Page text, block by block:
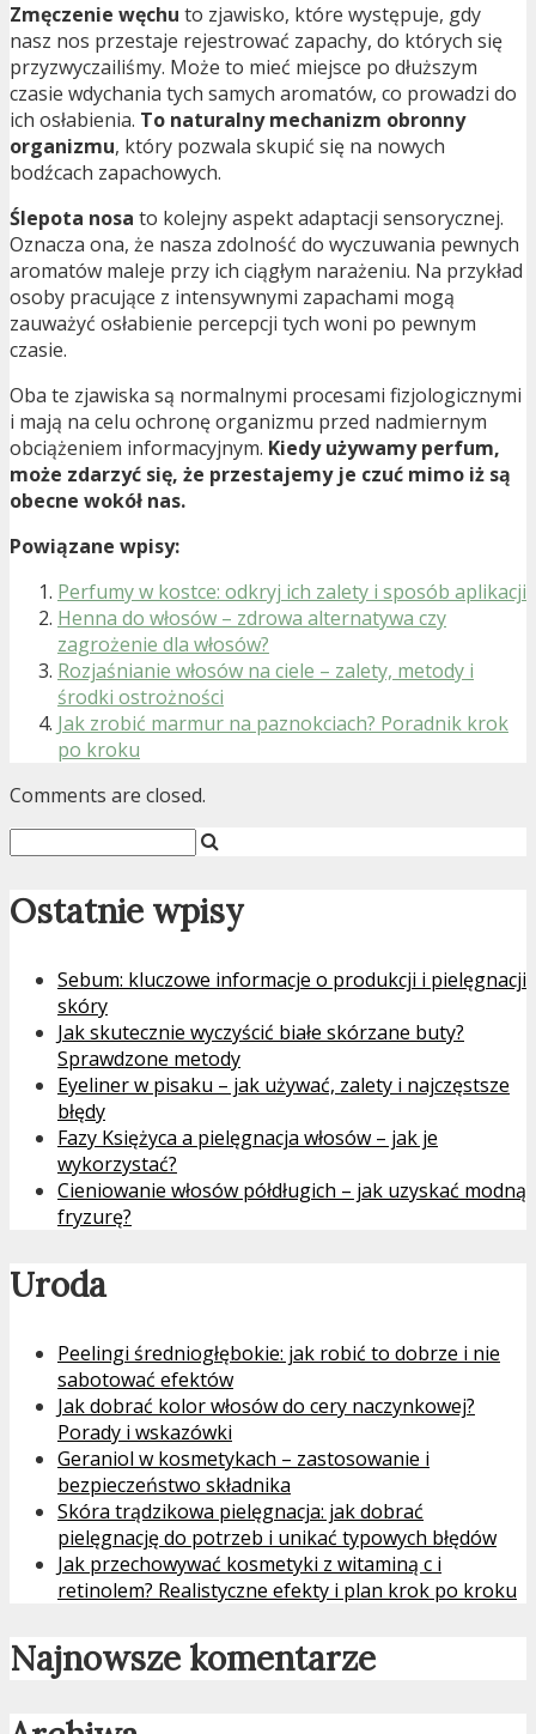
Zmęczenie węchu to zjawisko, które występuje, gdy
nasz nos przestaje rejestrować zapachy, do których się
przyzwyczailiśmy. Może to mieć miejsce po dłuższym
czasie wdychania tych samych aromatów, co prowadzi do
ich osłabienia. To naturalny mechanizm obronny
organizmu, który pozwala skupić się na nowych
bodźcach zapachowych.
Ślepota nosa to kolejny aspekt adaptacji sensorycznej.
Oznacza ona, że nasza zdolność do wyczuwania pewnych
aromatów maleje przy ich ciągłym narażeniu. Na przykład
osoby pracujące z intensywnymi zapachami mogą
zauważyć osłabienie percepcji tych woni po pewnym
czasie.
Oba te zjawiska są normalnymi procesami fizjologicznymi
i mają na celu ochronę organizmu przed nadmiernym
obciążeniem informacyjnym. Kiedy używamy perfum,
może zdarzyć się, że przestajemy je czuć mimo iż są
obecne wokół nas.
Powiązane wpisy:
Perfumy w kostce: odkryj ich zalety i sposób aplikacji
Henna do włosów – zdrowa alternatywa czy
zagrożenie dla włosów?
Rozjaśnianie włosów na ciele – zalety, metody i
środki ostrożności
Jak zrobić marmur na paznokciach? Poradnik krok
po kroku
Comments are closed.
Ostatnie wpisy
Sebum: kluczowe informacje o produkcji i pielęgnacji
skóry
Jak skutecznie wyczyścić białe skórzane buty?
Sprawdzone metody
Eyeliner w pisaku – jak używać, zalety i najczęstsze
błędy
Fazy Księżyca a pielęgnacja włosów – jak je
wykorzystać?
Cieniowanie włosów półdługich – jak uzyskać modną
fryzurę?
Uroda
Peelingi średniogłębokie: jak robić to dobrze i nie
sabotować efektów
Jak dobrać kolor włosów do cery naczynkowej?
Porady i wskazówki
Geraniol w kosmetykach – zastosowanie i
bezpieczeństwo składnika
Skóra trądzikowa pielęgnacja: jak dobrać
pielęgnację do potrzeb i unikać typowych błędów
Jak przechowywać kosmetyki z witaminą c i
retinolem? Realistyczne efekty i plan krok po kroku
Najnowsze komentarze